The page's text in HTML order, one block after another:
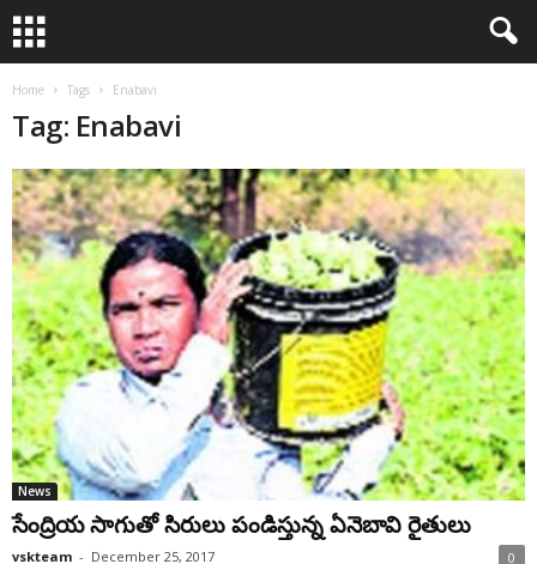
Home Tags Enabavi
Tag: Enabavi
News
సేంద్రియ సాగుతో సిరులు పండిస్తున్న ఏనెబావి రైతులు
vskteam - December 25, 2017 0